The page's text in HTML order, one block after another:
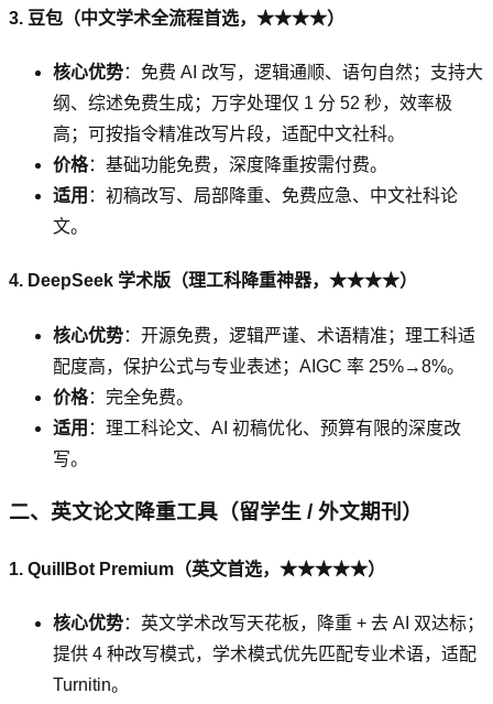
3. 豆包（中文学术全流程首选，★★★★）
核心优势：免费 AI 改写，逻辑通顺、语句自然；支持大
纲、综述免费生成；万字处理仅 1 分 52 秒，效率极
高；可按指令精准改写片段，适配中文社科。
价格：基础功能免费，深度降重按需付费。
适用 ：初稿改写、局部降重、免费应急、中文社科论
文。
4. DeepSeek 学术版（理工科降重神器，★★★★）
核心优势：开源免费，逻辑严谨、术语精准；理工科适
配度高，保护公式与专业表述；AIGC 率 25%→8%。
价格：完全免费。
适用 ：理工科论文、AI 初稿优化、预算有限的深度改
写。
二、英文论文降重工具（留学生 / 外文期刊）
1. QuillBot Premium（英文首选，★★★★★）
核心优势：英文学术改写天花板，降重 + 去 AI 双达标；
提供 4 种改写模式，学术模式优先匹配专业术语，适配
Turnitin。